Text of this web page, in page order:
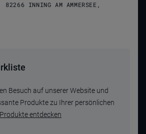
82266 INNING AM AMMERSEE,
Besuch auf unserer Website und
Produkte zu Ihrer persönlichen
Produkte entdecken